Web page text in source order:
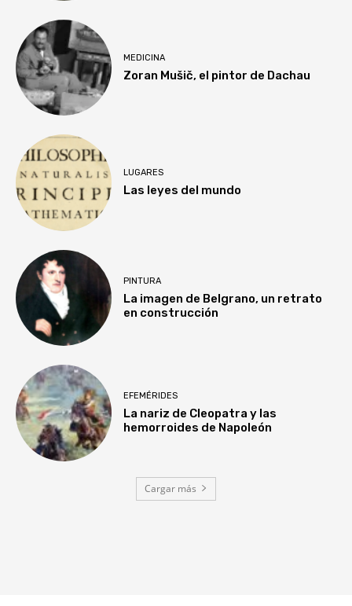
MEDICINA
Zoran Mušič, el pintor de Dachau
LUGARES
Las leyes del mundo
PINTURA
La imagen de Belgrano, un retrato
en construcción
EFEMÉRIDES
La nariz de Cleopatra y las
hemorroides de Napoleón
Cargar más